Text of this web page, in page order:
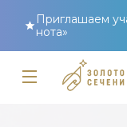
Приглашаем
нота»